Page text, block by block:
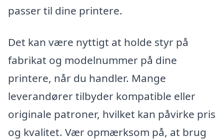
passer til dine printere.
Det kan være nyttigt at holde styr på
fabrikat og modelnummer på dine
printere, når du handler. Mange
leverandører tilbyder kompatible eller
originale patroner, hvilket kan påvirke pris
og kvalitet. Vær opmærksom på, at brug